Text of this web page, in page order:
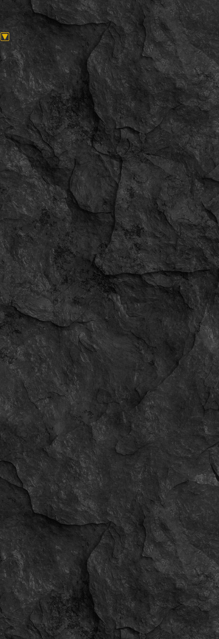
grexlzstandoff123
07.06.2025
00:20
ЖенщинаID:
6594
Имя:
maxim mykytuik
ajdarbekr2
19.05.2025
21:34
Женщина
6593
Имя: Hero
1337
30.04.2025
09:14
МужчинаID: 6592
Имя: Dana 1337
Jaguar4
09.04.2025
19:33
МужчинаID: 6591
Имя:
Олег
butchercomm74
07.04.2025
16:56
ЖенщинаID: 6590
Имя:ButcheR MaDness
tepsisoydu
31.03.2025
14:01
МужчинаID: 6589
Имя:ASdasdas asdasdasdasdas
kstop178
28.02.2025
17:53
Женщина ID: 6588
Имя:Кс2 Топ
nikitapro84
07.02.2025
14:14
Мужчина ID:6587
Имя:никита
sahakotow5
03.02.2025
02:05
Женщина ID:6586
Имя:satosha